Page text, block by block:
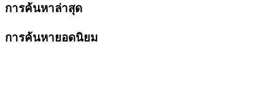
การค้นหาล่าสุด
การค้นหายอดนิยม